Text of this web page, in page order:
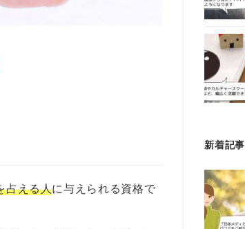
占える人に与えられる資格で
新着記事